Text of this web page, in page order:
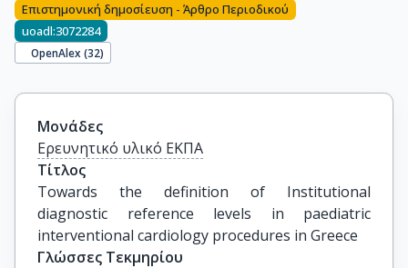
Επιστημονική δημοσίευση - Άρθρο Περιοδικού
uoadl:3072284
OpenAlex (32)
Μονάδες
Ερευνητικό υλικό ΕΚΠΑ
Τίτλος
Towards the definition of Institutional
diagnostic reference levels in paediatric
interventional cardiology procedures in Greece
Γλώσσες Τεκμηρίου